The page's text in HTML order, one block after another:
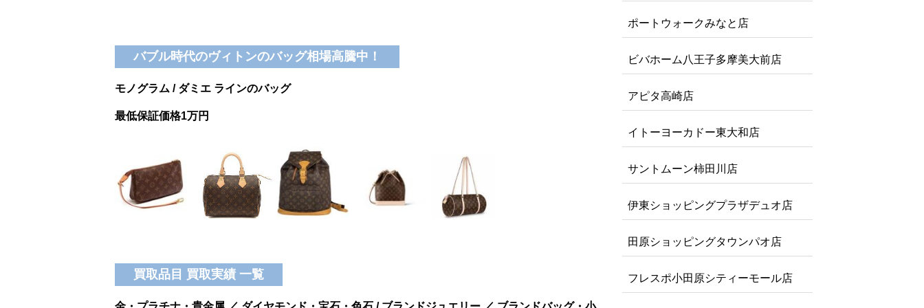
バブル時代のヴィトンのバッグ相場高騰中！
モノグラム / ダミエ ラインのバッグ
最低保証価格1万円
買取品目 買取実績 一覧
ポートウォークみなと店
ビバホーム八王子多摩美大前店
アピタ高崎店
イトーヨーカドー東大和店
サントムーン柿田川店
伊東ショッピングプラザデュオ店
田原ショッピングタウンパオ店
フレスポ小田原シティーモール店